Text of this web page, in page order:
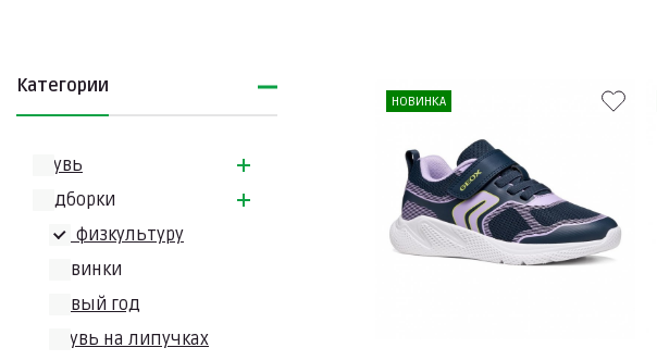
Категории
Обувь
Подборки
На физкультуру
Новинки
Новый год
Обувь на липучках
НОВИНКА